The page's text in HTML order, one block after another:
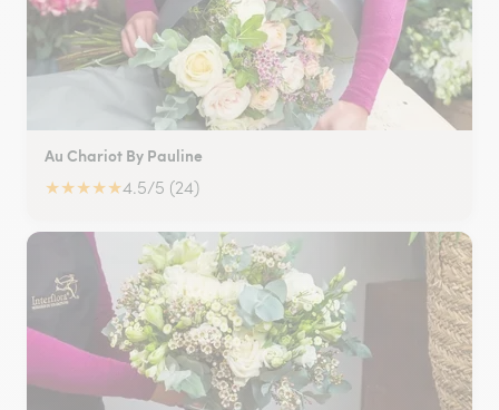
Au Chariot By Pauline
★★★★★4.5/5 (24)